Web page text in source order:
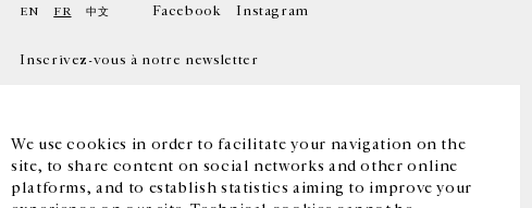
We use cookies in order to facilitate your navigation on the
site, to share content on social networks and other online
platforms, and to establish statistics aiming to improve your
EN FR 中文 Facebook Instagram
Inscrivez-vous à notre newsletter